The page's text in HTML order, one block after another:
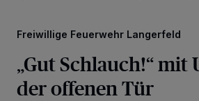
Freiwillige Feuerwehr Langerfeld
„Gut Schlauch!“ mit
der offenen Tür